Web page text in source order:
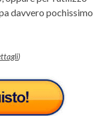
davvero pochissimo
)